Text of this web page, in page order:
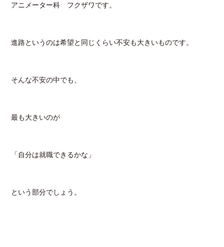
アニメーター科 フクザワです。
進路というのは希望と同じくらい不安も大きいものです。
そんな不安の中でも、
最も大きいのが
「自分は就職できるかな」
という部分でしょう。